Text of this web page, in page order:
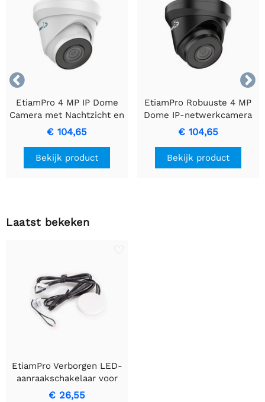


EtiamPro 4 MP IP Dome
Camera met Nachtzicht en
PoE
€ 104,65
Bekijk product
EtiamPro Robuuste 4 MP
Dome IP-netwerkcamera
voor binnen en buiten.
€ 104,65
Bekijk product
Laatst bekeken
EtiamPro Verborgen LED-
aanraakschakelaar voor
meubelpaneel - 12V/24V
€ 26,55